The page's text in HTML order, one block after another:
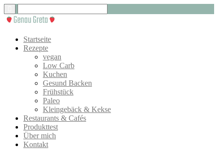
Startseite
Rezepte
vegan
Low Carb
Kuchen
Gesund Backen
Frühstück
Paleo
Kleingebäck & Kekse
Restaurants & Cafés
Produkttest
Über mich
Kontakt